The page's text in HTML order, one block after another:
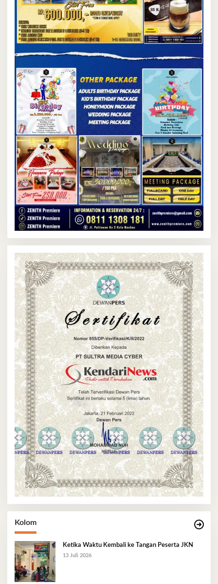
Kolom
Ketika Waktu Kembali ke Tangan Peserta JKN
13 Juli 2026